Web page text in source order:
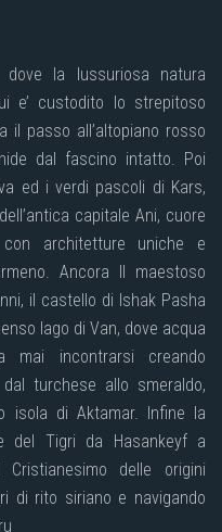
la lussuriosa natura
e’ custodito lo strepitoso
il passo all’altopiano rosso
dal fascino intatto. Poi
ed i verdi pascoli di Kars,
capitale Ani, cuore
architetture uniche e
Ancora Il maestoso
il castello di Ishak Pasha
lago di Van, dove acqua
mai incontrarsi creando
turchese allo smeraldo,
isola di Aktamar. Infine la
del Tigri da Hasankeyf a
delle origini
di rito siriano e navigando